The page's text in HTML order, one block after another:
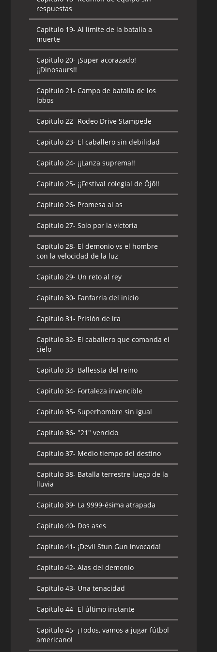
Capitulo 20-El arma secreta de la
esfinge
Capitulo 21-¡Vuela! Devil Bat
Capitulo 22-Una chica misteriosa
aparece
Capitulo 23-
Capitulo 24- ¡Intenso! Japón vs. EEUU
Capitulo 25- La pantera negra enjaulada
Capitulo 26- Realmente salvaje
Capitulo 27- ¡Rescate! Cerberos
Capitulo 28- Fútbol americano en el
centro
Capitulo 29-¡Formación, Devil Gunmans!
Capitulo 30-Al límite del infierno
Capitulo 31- Respectivas
determinaciones
Capitulo 32-¿Hay perdedores?
Capitulo 33-¡Oh! ¡My Sister!
Capitulo 34-
Capitulo 35- Una solitaria marcha de
muerte
Capitulo 36-La última prueba
Capitulo 37-La cumbre distante
Capitulo 38-¡¿La alineación regular es
determinada?!
Capitulo 39- El camino al Christmas Bowl
/ ¡La noche antes de la batalla decisiva!
Capitulo 40- ¡¿El as desaparecido?!
Capitulo 41- ¡Devil Bat Ghost!
Capitulo 42-
La legendaria Magnum de
60 yardas
Capitulo 43-
Capitulo 44-
Capitulo 45-
Capitulo 46- ¡Ardan! ¡Agallas!
Capitulo 17-Prueba del mas veloz
Capitulo 18-
Capitulo 19- Musashi está aquí
Capitulo 20-El contraataque del
demonio
Capitulo 21-Orgullo de la velocidad de la
luz
Capitulo 22- Patada destinada
Capitulo 23- Promesa de un rival
Capitulo 24- Amenaza de la araña
Capitulo 25- ¡Regresa! ¡Musashi!
Capitulo 26- El verdadero "21"
Capitulo 27- El que espera desde antes
Capitulo 28-Sena Kobayakawa
Capitulo 29-El equipo más fuerte en
patadas
Capitulo 30- La verdad de la pupila roja
Capitulo 31- ¡Corre! ¡Musashi!
Capitulo 32-El tiempo que se mueve
Capitulo 33-El demonio dentro de la
tormenta
Capitulo 34- El hombre amado por dios
Capitulo 35- Se acaba el tiempo de la luz
y la sombra
Capitulo 36-¡¡Los guerreros más fuertes
de Tokio!!
Capitulo 37-El espectáculo de medio
tiempo de Deimon
Capitulo 38- ¡Apertura! ¡¡La copa Chou
Cream!!
Capitulo 39-Una nueva prueba
Capitulo 40-¡Espirito de lucha! La
escalada mortal
Capitulo 41- La granja texana de los tres
hermanos
Capitulo 42-
respuestas
Capitulo 19- Al límite de la batalla a
muerte
Capitulo 20- ¡Super acorazado!
¡¡Dinosaurs!!
Capitulo 21- Campo de batalla de los
lobos
Capitulo 22- Rodeo Drive Stampede
Capitulo 23- El caballero sin debilidad
Capitulo 24- ¡¡Lanza suprema!!
Capitulo 25- ¡¡Festival colegial de Ōjō!!
Capitulo 26- Promesa al as
Capitulo 27- Solo por la victoria
Capitulo 28- El demonio vs el hombre
con la velocidad de la luz
Capitulo 29- Un reto al rey
Capitulo 30- Fanfarria del inicio
Capitulo 31- Prisión de ira
Capitulo 32- El caballero que comanda el
cielo
Capitulo 33- Ballessta del reino
Capitulo 34- Fortaleza invencible
Capitulo 35- Superhombre sin igual
Capitulo 36- "21" vencido
Capitulo 37- Medio tiempo del destino
Capitulo 38- Batalla terrestre luego de la
lluvia
Capitulo 39- La 9999-ésima atrapada
Capitulo 40- Dos ases
Capitulo 41- ¡Devil Stun Gun invocada!
Capitulo 42- Alas del demonio
Capitulo 43- Una tenacidad
Capitulo 44- El último instante
Capitulo 45- ¡Todos, vamos a jugar fútbol
americano!